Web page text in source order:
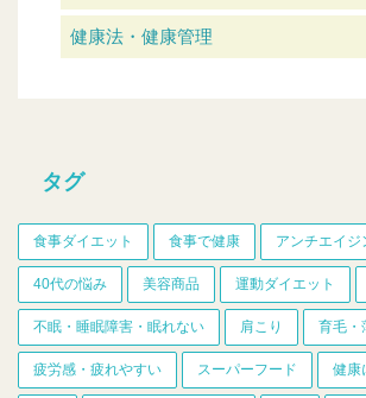
健康法・健康管理
タグ
食事ダイエット 食事で健康 アンチエイジ
40代の悩み 美容商品 運動ダイエット
不眠・睡眠障害・眠れない 肩こり 育毛・
疲労感・疲れやすい スーパーフード 健康